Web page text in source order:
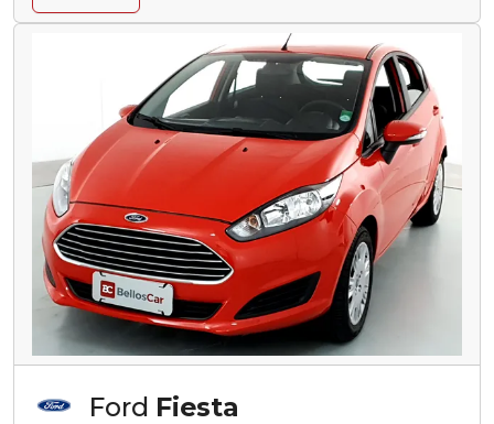
Ford Fiesta